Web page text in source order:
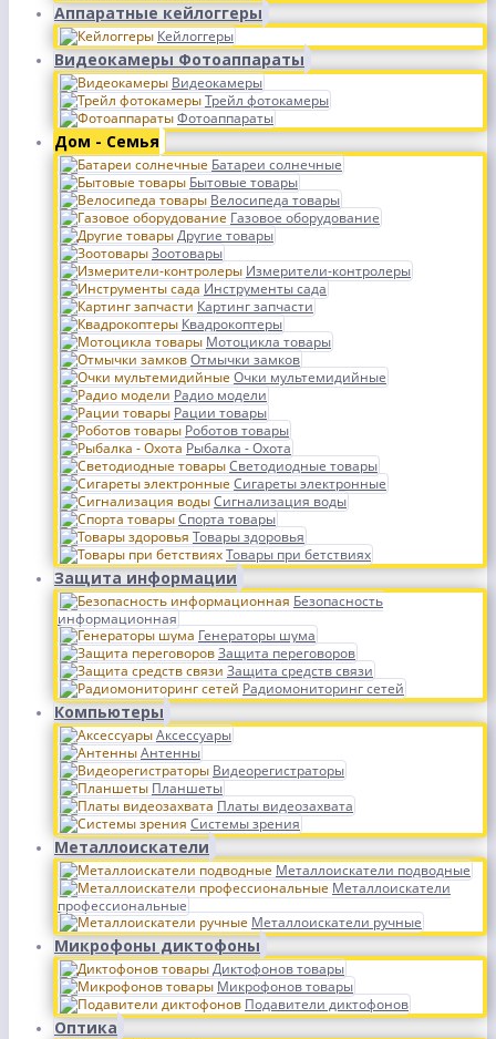
Аппаратные кейлоггеры
Кейлоггеры
Видеокамеры Фотоаппараты
Видеокамеры
Трейл фотокамеры
Фотоаппараты
Дом - Семья
Батареи солнечные
Бытовые товары
Велосипеда товары
Газовое оборудование
Другие товары
Зоотовары
Измерители-контролеры
Инструменты сада
Картинг запчасти
Квадрокоптеры
Мотоцикла товары
Отмычки замков
Очки мультемидийные
Радио модели
Рации товары
Роботов товары
Рыбалка - Охота
Светодиодные товары
Сигареты электронные
Сигнализация воды
Спорта товары
Товары здоровья
Товары при бетствиях
Защита информации
Безопасность
информационная
Генераторы шума
Защита переговоров
Защита средств связи
Радиомониторинг сетей
Компьютеры
Аксессуары
Антенны
Видеорегистраторы
Планшеты
Платы видеозахвата
Системы зрения
Металлоискатели
Металлоискатели подводные
Металлоискатели
профессиональные
Металлоискатели ручные
Микрофоны диктофоны
Диктофонов товары
Микрофонов товары
Подавители диктофонов
Оптика